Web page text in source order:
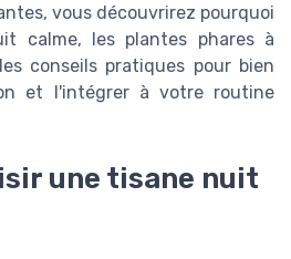
vous découvrirez pourquoi
calme, les plantes phares à
conseils pratiques pour bien
et l'intégrer à votre routine
une tisane nuit